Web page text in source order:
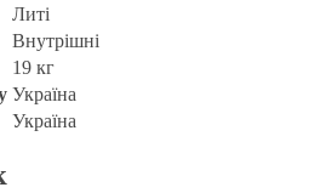
Литі
Внутрішні
19 кг
Україна
Україна